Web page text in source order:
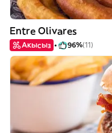
Entre Olivares
Акысыз 96%(11)